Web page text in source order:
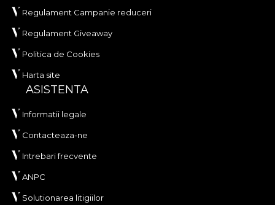
Regulament Campanie reduceri
Regulament Giveaway
Politica de Cookies
Harta site
ASISTENTA
Informatii legale
Contacteaza-ne
Intrebari frecvente
ANPC
Solutionarea litigiilor